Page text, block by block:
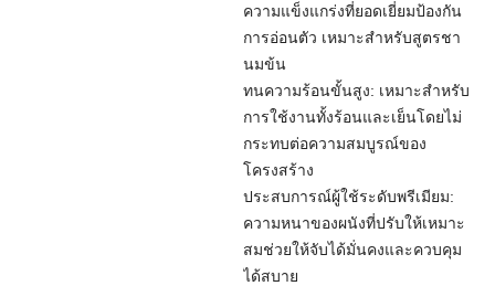
ความแข็งแกร่งที่ยอดเยี่ยมป้องกัน
การอ่อนตัว เหมาะสำหรับสูตรชา
นมข้น
ทนความร้อนขั้นสูง: เหมาะสำหรับ
การใช้งานทั้งร้อนและเย็นโดยไม่
กระทบต่อความสมบูรณ์ของ
โครงสร้าง
ประสบการณ์ผู้ใช้ระดับพรีเมียม:
ความหนาของผนังที่ปรับให้เหมาะ
สมช่วยให้จับได้มั่นคงและควบคุม
ได้สบาย